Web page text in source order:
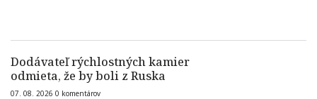
Dodávateľ rýchlostných kamier
odmieta, že by boli z Ruska
07. 08. 2026 0 komentárov